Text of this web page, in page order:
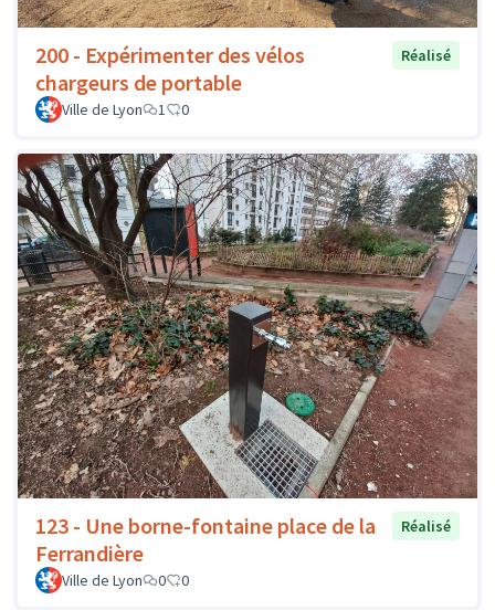
200 - Expérimenter des vélos
chargeurs de portable
Réalisé
Ville de Lyon 1 0
123 - Une borne-fontaine place de la
Ferrandière
Réalisé
Ville de Lyon 0 0